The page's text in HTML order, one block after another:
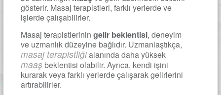
gösterir. Masaj terapistleri, farklı yerlerde ve
işlerde çalışabilirler.
Masaj terapistlerinin gelir beklentisi, deneyim
ve uzmanlık düzeyine bağlıdır. Uzmanlaştıkça,
masaj terapistliğialanında daha yüksek
maaş beklentisi olabilir. Ayrıca, kendi işini
kurarak veya farklı yerlerde çalışarak gelirlerini
artırabilirler.